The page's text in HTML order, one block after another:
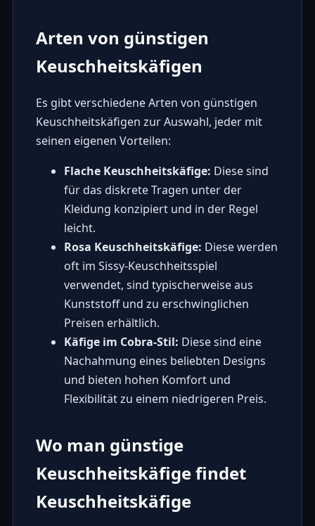
Arten von günstigen
Keuschheitskäfigen
Es gibt verschiedene Arten von günstigen
Keuschheitskäfigen zur Auswahl, jeder mit
seinen eigenen Vorteilen:
Flache Keuschheitskäfige: Diese sind
für das diskrete Tragen unter der
Kleidung konzipiert und in der Regel
leicht.
Rosa Keuschheitskäfige: Diese werden
oft im Sissy-Keuschheitsspiel
verwendet, sind typischerweise aus
Kunststoff und zu erschwinglichen
Preisen erhältlich.
Käfige im Cobra-Stil: Diese sind eine
Nachahmung eines beliebten Designs
und bieten hohen Komfort und
Flexibilität zu einem niedrigeren Preis.
Wo man günstige
Keuschheitskäfige findet
Keuschheitskäfige